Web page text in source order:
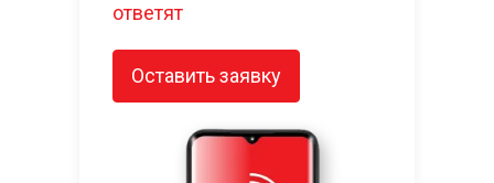
ответят
Оставить заявку